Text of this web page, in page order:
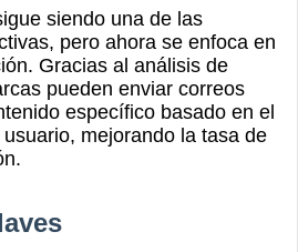
siendo una de las
pero ahora se enfoca en
Gracias al análisis de
pueden enviar correos
específico basado en el
mejorando la tasa de